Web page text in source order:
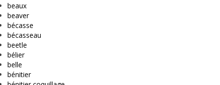
beaux
beaver
bécasse
bécasseau
beetle
bélier
belle
bénitier